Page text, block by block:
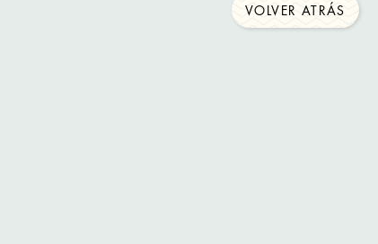
VOLVER ATRÁS